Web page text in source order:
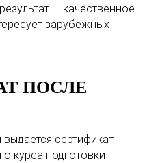
— качественное
зарубежных
ПОСЛЕ
сертификат
курса подготовки